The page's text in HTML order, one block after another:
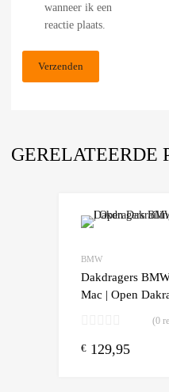
wanneer ik een
reactie plaats.
GERELATEERDE
BMW
Dakdragers
Mac | Open
(0
€ 129,95